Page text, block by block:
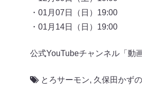
・01月07日（日）19:00
・01月14日（日）19:00
公式YouTubeチャンネル「動
とろサーモン, 久保田かず